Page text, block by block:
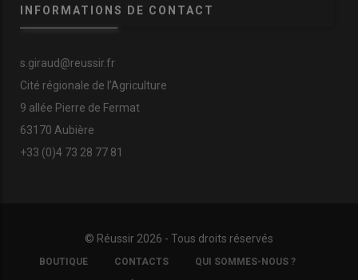
INFORMATIONS DE CONTACT
s.giraud@reussir.fr
Cité régionale de l’Agriculture
9 allée Pierre de Fermat
63170 Aubière
+33 (0)4 73 28 77 81
© Réussir 2026 - Tous droits réservés
FOOTER
COPYRIGHT
BOUTIQUE CONTACTS QUI SOMMES-NOUS ?